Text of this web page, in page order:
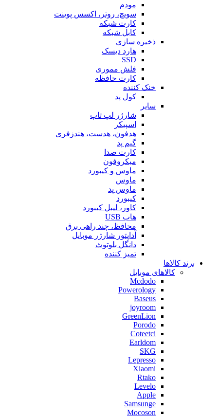
مودم
سویچ، روتر، اکسس پوینت
کارت شبکه
کابل شبکه
ذخیره سازی
هارد دیسک
SSD
فلش مموری
کارت حافظه
خنک کننده
کول پد
سایر
شارژر لپ تاپ
اسپیکر
هدفون، هدست، هندزفری
گیم پد
کارت صدا
میکروفون
ماوس و کیبورد
ماوس
ماوس پد
کیبورد
کاور، لیبل کیبورد
هاب USB
محافظ، چند راهی برق
آداپتور شارژر موبایل
دانگل بلوتوث
تمیز کننده
برند کالاها
کالاهای موبایل
Mcdodo
Powerology
Baseus
joyroom
GreenLion
Porodo
Coteetci
Earldom
SKG
Lepresso
Xiaomi
Rtako
Levelo
Apple
Samsunge
Mocoson